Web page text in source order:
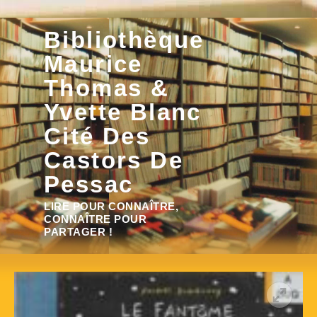
Aller
au
contenuBibliothèque
Maurice
Thomas &
Yvette Blanc
Cité Des
Castors De
Pessac
LIRE POUR CONNAÎTRE,
CONNAÎTRE POUR
PARTAGER !
Rechercher :